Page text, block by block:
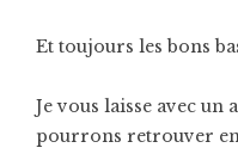
Et toujours les bons
Je vous laisse avec un
pourrons retrouver en